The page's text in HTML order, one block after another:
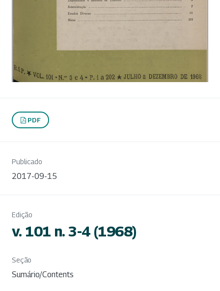
PDF
Publicado
2017-09-15
Edição
v. 101 n. 3-4 (1968)
Seção
Sumário/Contents